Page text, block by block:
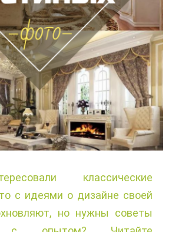
классические
с идеями о дизайне своей
но нужны советы